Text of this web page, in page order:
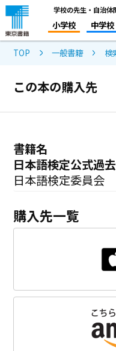
学校の先生・自治体
小学校 中学校
TOP 一般書籍 検
この本の購入先
書籍名
日本語検定公式
日本語検定委員会
購入先一覧